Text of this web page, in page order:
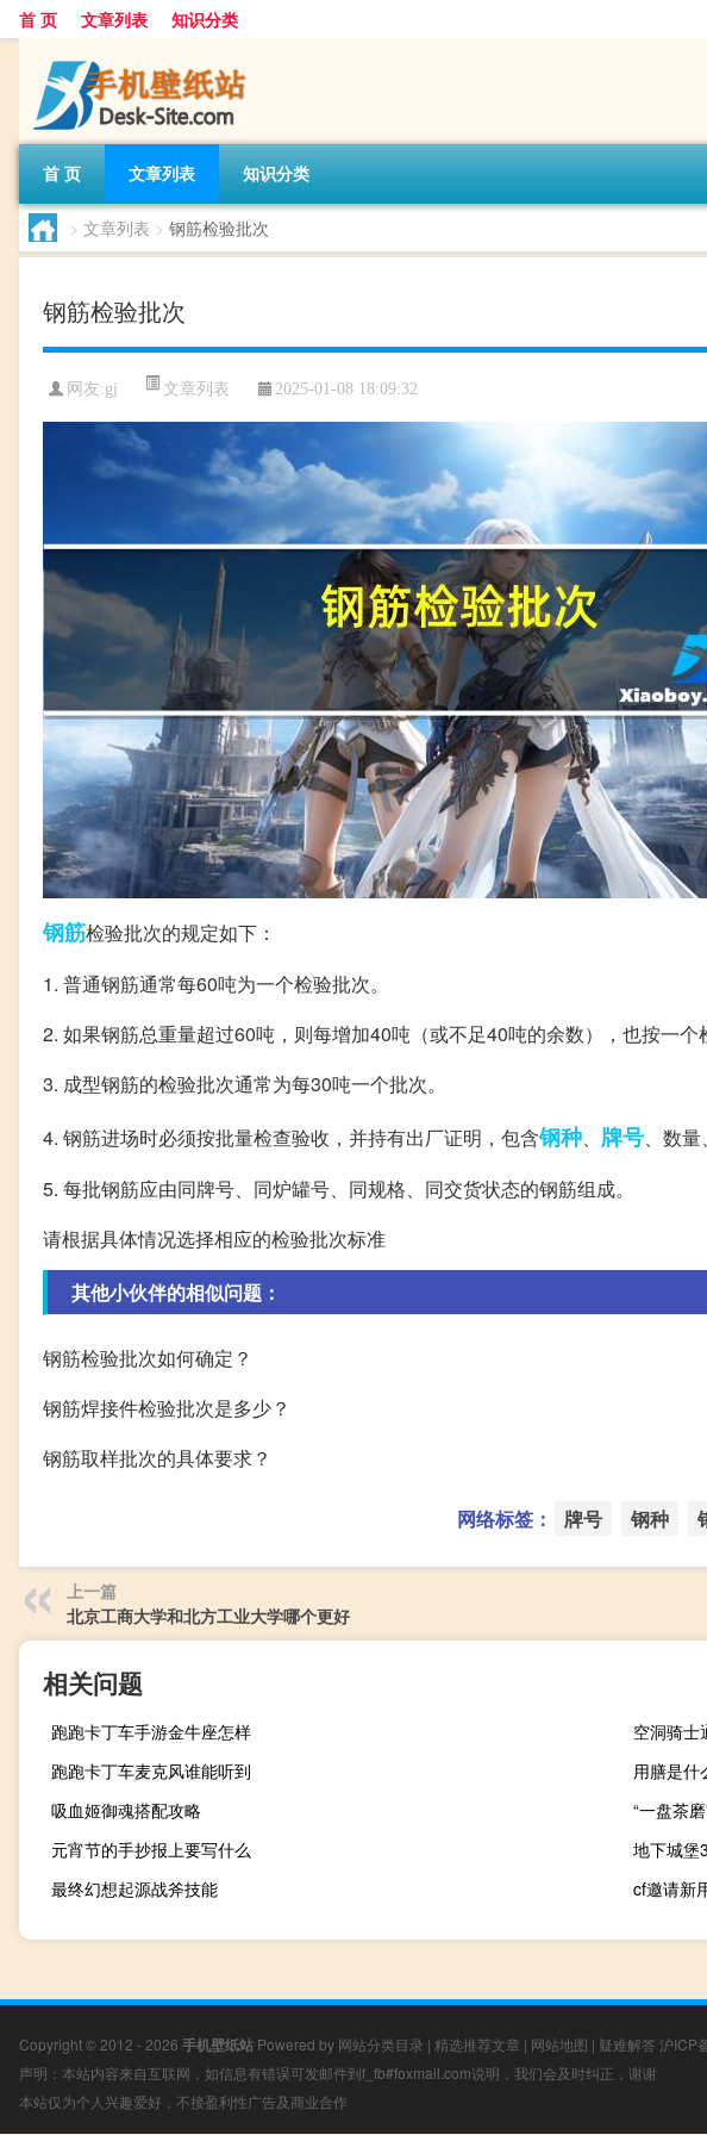
首 页 文章列表 知识分类
首 页 文章列表 知识分类
> 文章列表 > 钢筋检验批次
钢筋检验批次
网友:gj 文章列表 2025-01-08 18:09:32
钢筋检验批次的规定如下：
1. 普通钢筋通常每60吨为一个检验批次。
2. 如果钢筋总重量超过60吨，则每增加40吨（或不足40吨的余数），也按一个
3. 成型钢筋的检验批次通常为每30吨一个批次。
4. 钢筋进场时必须按批量检查验收，并持有出厂证明，包含钢种、 牌号、数
5. 每批钢筋应由同牌号、同炉罐号、同规格、同交货状态的钢筋组成。
请根据具体情况选择相应的检验批次标准
其他小伙伴的相似问题：
钢筋检验批次如何确定？
钢筋焊接件检验批次是多少？
钢筋取样批次的具体要求？
网络标签： 牌号 钢种
上一篇
北京工商大学和北方工业大学哪个更好
相关问题
跑跑卡丁车手游金牛座怎样
跑跑卡丁车麦克风谁能听到
用膳是什
吸血姬御魂搭配攻略
“一盘茶
元宵节的手抄报上要写什么
地下城堡
最终幻想起源战斧技能
cf邀请新
Copyright © 2012 - 2026 手机壁纸站 Powered by 网站分类目录 | 精选推荐文章 | 网站地图 | 疑难解答 沪ICP
声明：本站内容来自互联网，如信息有错误可发邮件到f_fb#foxmail.com说明，我们会及时纠正，谢谢
本站仅为个人兴趣爱好，不接盈利性广告及商业合作